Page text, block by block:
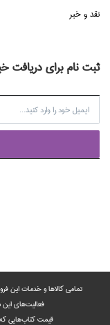
نقد و خبر
ثبت نام برای دریافت
تمامی‌ کالاها و خدمات این
فعالیت‌های
قیمت کتاب‌هایی که